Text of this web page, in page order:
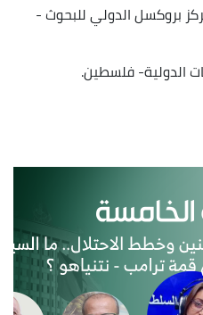
بروكسل الدولي للبحوث -
الدولية- فلسطين.